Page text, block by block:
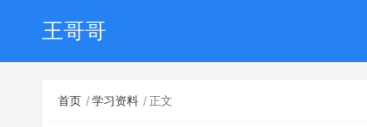
王哥哥
首页 学习资料 正文